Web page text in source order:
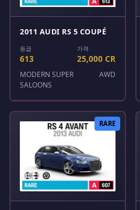
2011 AUDI RS 5 COUPÉ
등급
613
가격
25,000 CR
MODERN SUPER
SALOONS
AWD
RARE